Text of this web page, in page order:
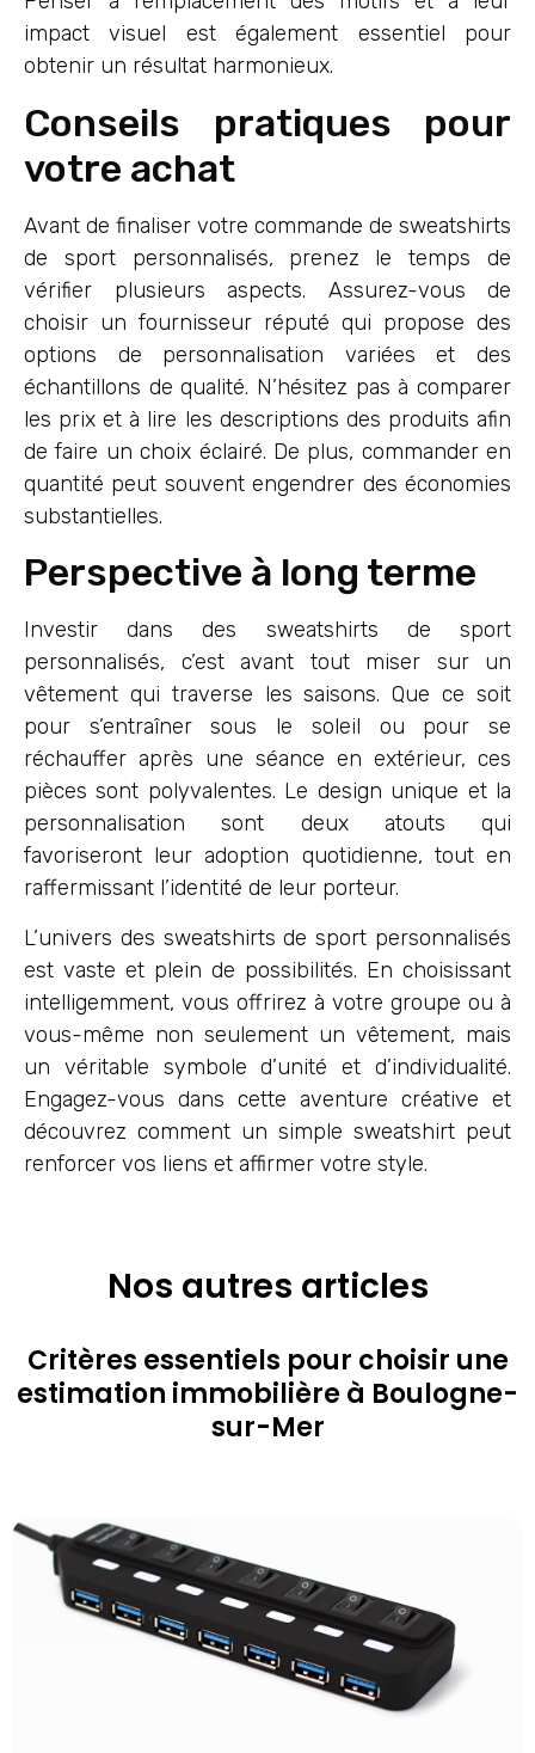
impact visuel est également essentiel pour
obtenir un résultat harmonieux.
Conseils pratiques pour
votre achat
Avant de finaliser votre commande de sweatshirts
de sport personnalisés, prenez le temps de
vérifier plusieurs aspects. Assurez-vous de
choisir un fournisseur réputé qui propose des
options de personnalisation variées et des
échantillons de qualité. N’hésitez pas à comparer
les prix et à lire les descriptions des produits afin
de faire un choix éclairé. De plus, commander en
quantité peut souvent engendrer des économies
substantielles.
Perspective à long terme
Investir dans des sweatshirts de sport
personnalisés, c’est avant tout miser sur un
vêtement qui traverse les saisons. Que ce soit
pour s’entraîner sous le soleil ou pour se
réchauffer après une séance en extérieur, ces
pièces sont polyvalentes. Le design unique et la
personnalisation sont deux atouts qui
favoriseront leur adoption quotidienne, tout en
raffermissant l’identité de leur porteur.
L’univers des sweatshirts de sport personnalisés
est vaste et plein de possibilités. En choisissant
intelligemment, vous offrirez à votre groupe ou à
vous-même non seulement un vêtement, mais
un véritable symbole d’unité et d’individualité.
Engagez-vous dans cette aventure créative et
découvrez comment un simple sweatshirt peut
renforcer vos liens et affirmer votre style.
Nos autres articles
Critères essentiels pour choisir une
estimation immobilière à Boulogne-
sur-Mer